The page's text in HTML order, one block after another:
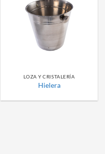
LOZA Y CRISTALERÍA
Hielera